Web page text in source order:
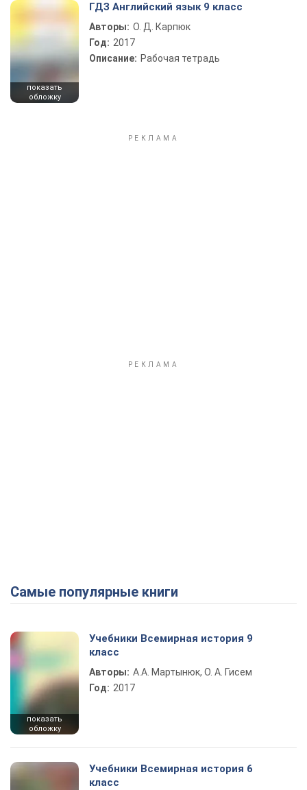
показать
обложку
ГДЗ Английский язык 9 класс
Авторы: О. Д. Карпюк
Год: 2017
Описание: Рабочая тетрадь
Самые популярные книги
показать
обложку
Учебники Всемирная история 9
класс
Авторы: А.А. Мартынюк, О. А. Гисем
Год: 2017
Учебники Всемирная история 6
класс